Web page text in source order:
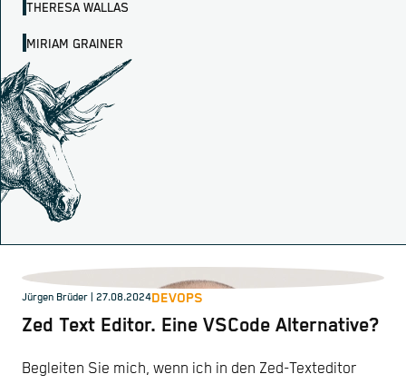
THERESA WALLAS
MIRIAM GRAINER
Jürgen Brüder | 27.08.2024DEVOPS
Zed Text Editor. Eine VSCode Alternative?
Begleiten Sie mich, wenn ich in den Zed-Texteditor